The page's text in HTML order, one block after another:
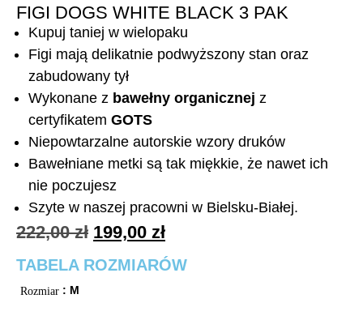
FIGI DOGS WHITE BLACK 3 PAK
Kupuj taniej w wielopaku
Figi mają delikatnie podwyższony stan oraz
zabudowany tył
Wykonane z bawełny organicznej z
certyfikatem GOTS
Niepowtarzalne autorskie wzory druków
Bawełniane metki są tak miękkie, że nawet ich
nie poczujesz
Szyte w naszej pracowni w Bielsku-Białej.
222,00zł 199,00 zł
TABELA ROZMIARÓW
Rozmiar : M